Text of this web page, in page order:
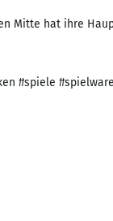
Mitte hat ihre
#spiele